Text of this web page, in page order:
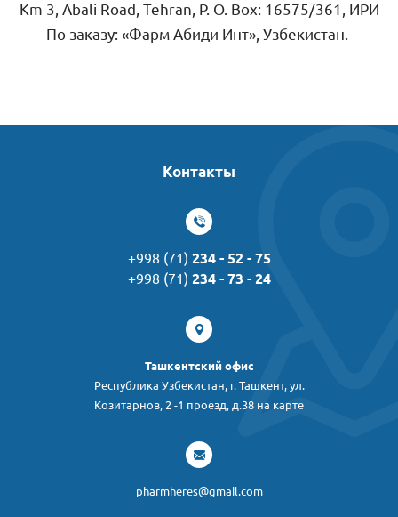
Km 3, Abali Road, Tehran, P. O. Box: 16575/361, ИРИ
По заказу: «Фарм Абиди Инт», Узбекистан.
Контакты
+998 (71) 234 - 52 - 75
+998 (71) 234 - 73 - 24
Ташкентский офис
Республика Узбекистан, г. Ташкент, ул.
Козитарнов, 2 -1 проезд, д.38 на карте
pharmheres@gmail.com